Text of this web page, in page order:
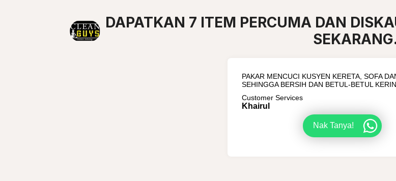
DAPATKAN 7 ITEM PERCUMA DAN
PAKAR MENCUCI KUSYEN KERETA, SOFA
SEHINGGA BERSIH DAN BETUL-BETUL
Customer Services
Khairul
Nak Tanya!